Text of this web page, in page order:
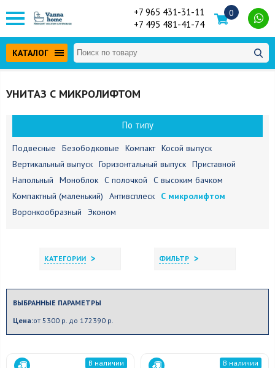
+7 965 431-31-11
+7 495 481-41-74
0
КАТАЛОГ
УНИТАЗ С МИКРОЛИФТОМ
По типу
Подвесные Безободковые Компакт Косой выпуск
Вертикальный выпуск Горизонтальный выпуск Приставной
Напольный
Моноблок С полочкой
С высоким бачком
Компактный (маленький)
Антивсплеск
С микролифтом
Воронкообразный
Эконом
КАТЕГОРИИ > ФИЛЬТР >
ВЫБРАННЫЕ ПАРАМЕТРЫ
Цена:от 5300 р. до 172390 р.
В наличии В наличии